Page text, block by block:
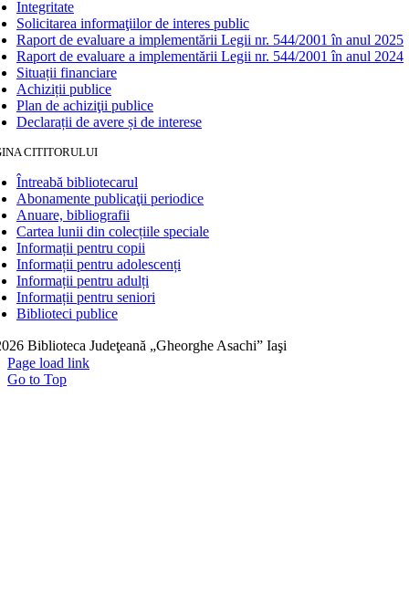
Integritate
Solicitarea informaţiilor de interes public
Raport de evaluare a implementării Legii nr. 544/2001 în anul 2025
Raport de evaluare a implementării Legii nr. 544/2001 în anul 2024
Situații financiare
Achiziții publice
Plan de achiziţii publice
Declarații de avere și de interese
CITITORULUI
Întreabă bibliotecarul
Abonamente publicaţii periodice
Anuare, bibliografii
Cartea lunii din colecțiile speciale
Informații pentru copii
Informații pentru adolescenți
Informații pentru adulți
Informații pentru seniori
Biblioteci publice
Biblioteca Judeţeană „Gheorghe Asachi” Iaşi
Page load link
Go to Top